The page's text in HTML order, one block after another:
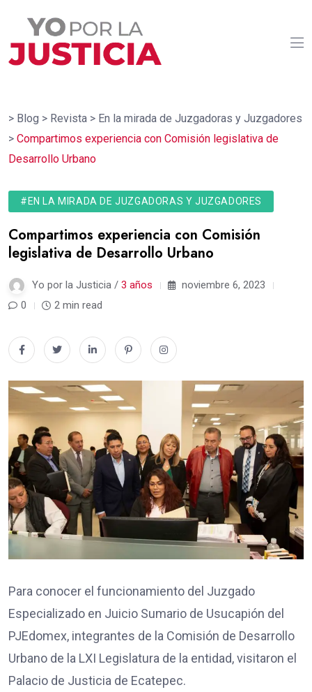
> Blog > Revista > En la mirada de Juzgadoras y Juzgadores
> Compartimos experiencia con Comisión legislativa de
Desarrollo Urbano
#EN LA MIRADA DE JUZGADORAS Y JUZGADORES
Compartimos experiencia con Comisión
legislativa de Desarrollo Urbano
Yo por la Justicia / 3 años
noviembre 6, 2023
0
2 min read
Para conocer el funcionamiento del Juzgado
Especializado en Juicio Sumario de Usucapión del
PJEdomex, integrantes de la Comisión de Desarrollo
Urbano de la LXI Legislatura de la entidad, visitaron el
Palacio de Justicia de Ecatepec.